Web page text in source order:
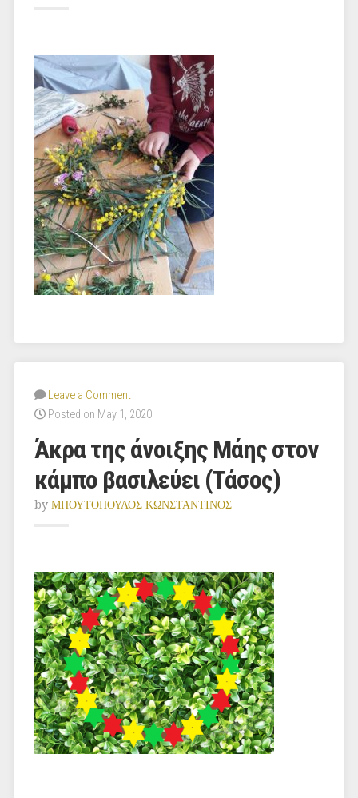
Leave a Comment
Posted on May 1, 2020
Άκρα της άνοιξης Μάης στον
κάμπο βασιλεύει (Τάσος)
by ΜΠΟΥΤΟΠΟΥΛΟΣ ΚΩΝΣΤΑΝΤΙΝΟΣ